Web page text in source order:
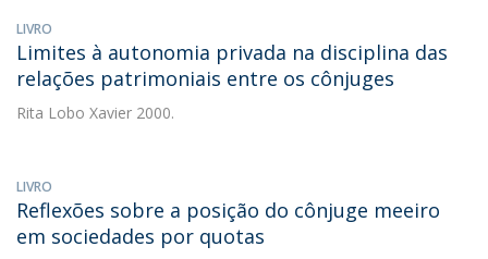
LIVRO
Limites à autonomia privada na disciplina das
relações patrimoniais entre os cônjuges
Rita Lobo Xavier 2000.
LIVRO
Reflexões sobre a posição do cônjuge meeiro
em sociedades por quotas